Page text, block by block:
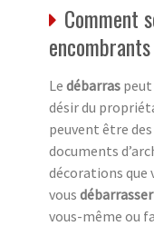
Comment
Le débarras
désir du
peuvent être des
documents
décorations que
vous débarrasser
vous-même ou